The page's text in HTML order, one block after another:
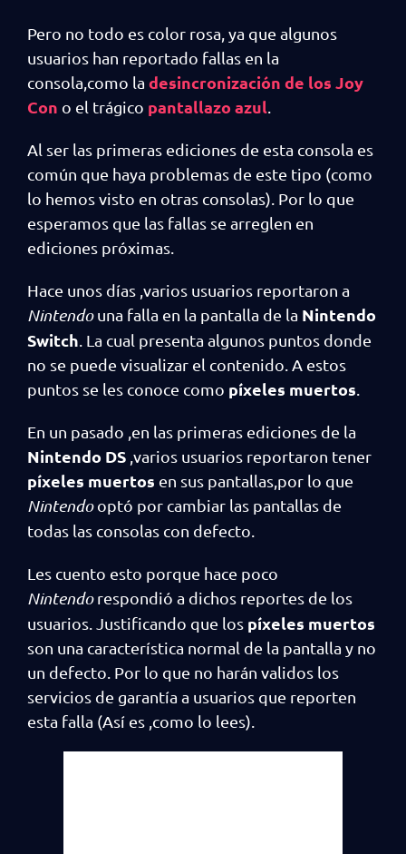
Pero no todo es color rosa, ya que algunos
usuarios han reportado fallas en la
consola,como la desincronización de los Joy
Con o el trágico pantallazo azul
Al ser las primeras ediciones de esta consola es
común que haya problemas de este tipo (como
lo hemos visto en otras consolas). Por lo que
esperamos que las fallas se arreglen en
ediciones próximas.
Hace unos días ,varios usuarios reportaron a
Nintendouna falla en la pantalla de la Nintendo
Switch . La cual presenta algunos puntos donde
no se puede visualizar el contenido. A estos
puntos se les conoce como píxeles muertos
En un pasado ,en las primeras ediciones de la
Nintendo DS ,varios usuarios reportaron tener
píxeles muertos en sus pantallas,por lo que
Nintendooptó por cambiar las pantallas de
todas las consolas con defecto.
Les cuento esto porque hace poco
Nintendorespondió a dichos reportes de los
usuarios. Justificando que los píxeles muertos
son una característica normal de la pantalla y no
un defecto. Por lo que no harán validos los
servicios de garantía a usuarios que reporten
esta falla (Así es ,como lo lees).